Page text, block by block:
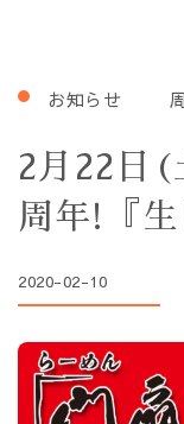
お知らせ
2月22日(
周年!『
2020-02-10